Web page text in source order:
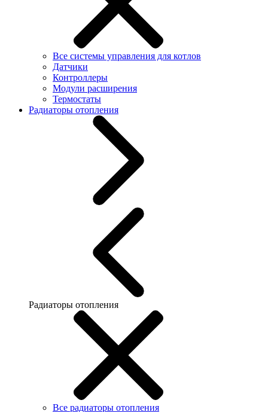
Все системы управления для котлов
Датчики
Контроллеры
Модули расширения
Термостаты
Радиаторы отопления
Радиаторы отопления
Все радиаторы отопления